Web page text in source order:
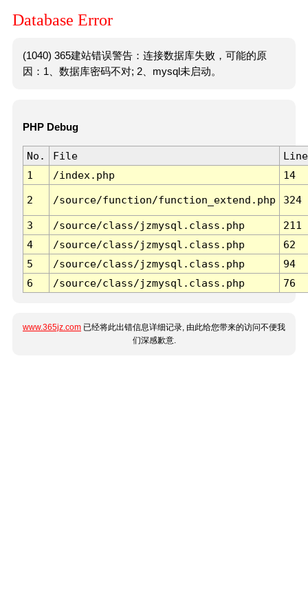
Database Error
(1040) 365建站错误警告：连接数据库失败，可能的原
因：1、数据库密码不对; 2、mysql未启动。
PHP Debug
No. File
Line
1
/index.php 14
2 /source/function/function_extend.php 324
3 /source/class/jzmysql.class.php
211
4
/source/class/jzmysql.class.php
62
5
/source/class/jzmysql.class.php
94
6
/source/class/jzmysql.class.php 76
www.365jz.com 已经将此出错信息详细记录, 由此给您带来的访问不便我
们深感歉意.